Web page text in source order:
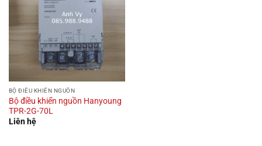
BỘ ĐIỀU KHIỂN NGUỒN
Bộ điều khiển nguồn Hanyoung
TPR-2G-70L
Liên hệ